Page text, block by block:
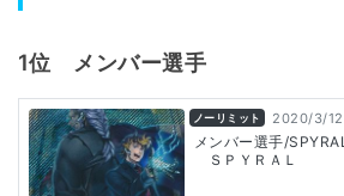
1位 メンバー選手
ノーリミット 2020/3/12
メンバー選手/SPYRAL
ＳＰＹＲＡＬ